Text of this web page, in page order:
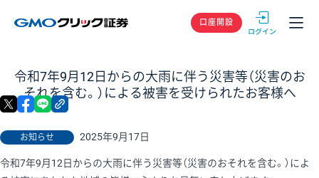
GMOクリック
口座開設
令和7年9月12日からの大雨に伴う災害等（災害のお
それを含む。）による被害を受けられたお客様へ
お知らせ 2025年9月17日
X facebook
令和7年9月12日からの大雨に伴う災害等（災害のおそれを含む。）によ